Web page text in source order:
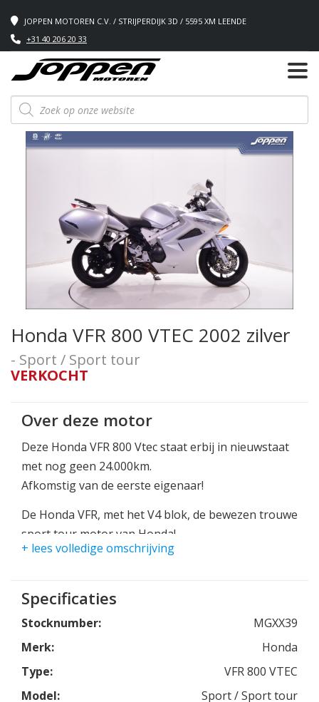
JOPPEN MOTOREN C.V. / STRIJPERDIJK 3D / 5595 XM LEENDE
+31 40 206 20 33
Producten
zoeken
Honda VFR 800 VTEC 2002 zilver
- Sport / Sport tour
VERKOCHT
Over deze motor
Deze Honda VFR 800 Vtec staat erbij in nieuwstaat
met nog geen 24.000km.
Afkomstig van de eerste eigenaar!
De Honda VFR, met het V4 blok, de bewezen trouwe
sport tour motor van Honda!
ofwel heerlijk racen, hij kan het allebij.
Met 110pk en 80Nm heb je cijfers die je goed kan
gebruiken!
heerlijk geluid.
+ lees volledige omschrijving
Specificaties
Stocknumber:
MGXX39
Merk:
Honda
Type:
VFR 800 VTEC
Model:
Sport / Sport tour